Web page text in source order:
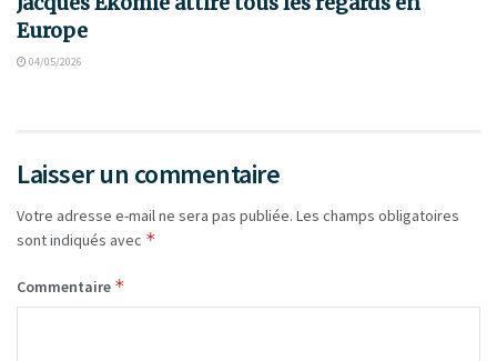
Europe
04/05/2026
Laisser un commentaire
Votre adresse e-mail ne sera pas publiée. Les champs obligatoires
sont indiqués avec *
Commentaire *